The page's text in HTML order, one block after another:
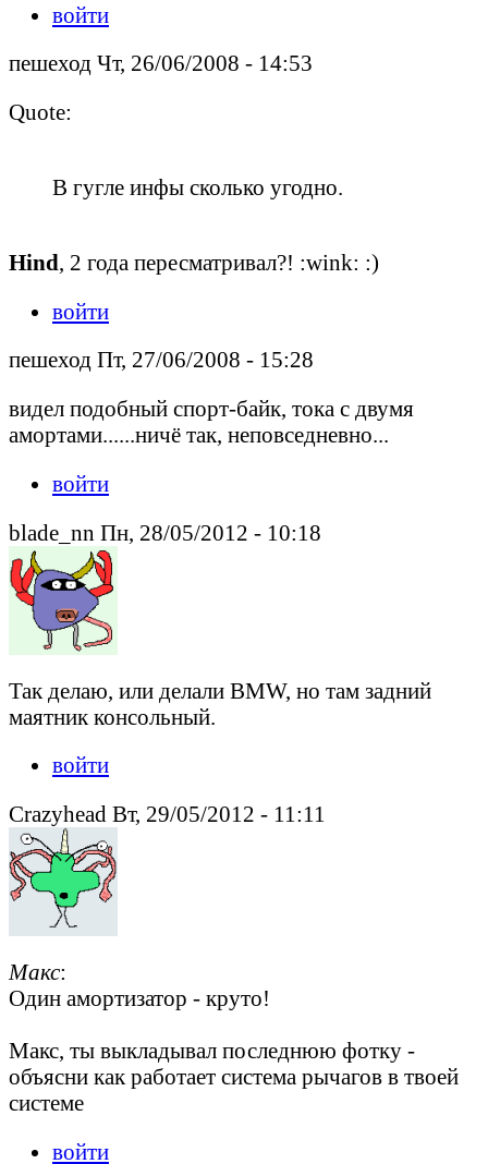
войти
пешеход Чт, 26/06/2008 - 14:53
Quote:
В гугле инфы сколько угодно.
Hind, 2 года пересматривал?! :wink: :)
войти
пешеход Пт, 27/06/2008 - 15:28
видел подобный спорт-байк, тока с двумя
амортами......ничё так, неповседневно...
войти
blade_nn Пн, 28/05/2012 - 10:18
Так делаю, или делали BMW, но там задний
маятник консольный.
войти
Crazyhead Вт, 29/05/2012 - 11:11
Макс:
Один амортизатор - круто!
Макс, ты выкладывал последнюю фотку -
объясни как работает система рычагов в твоей
системе
войти